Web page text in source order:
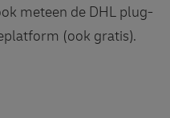
meteen de DHL plug-
(ook gratis).